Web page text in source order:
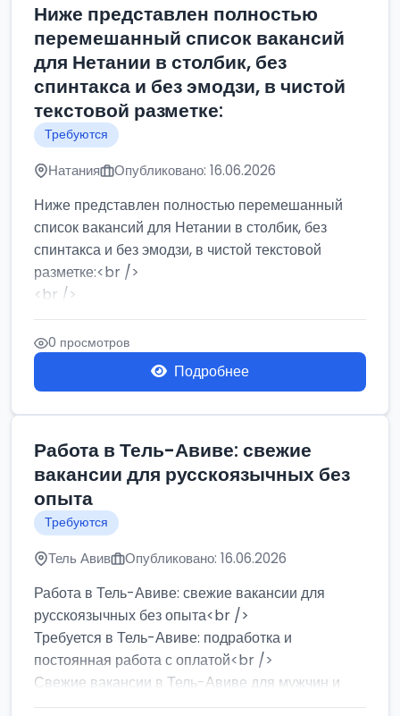
Ниже представлен полностью
перемешанный список вакансий
для Нетании в столбик, без
спинтакса и без эмодзи, в чистой
текстовой разметке:
Требуются
Натания Опубликовано: 16.06.2026
Ниже представлен полностью перемешанный
список вакансий для Нетании в столбик, без
спинтакса и без эмодзи, в чистой текстовой
разметке:<br />
<br />
Работа в Нетании на мебельном производстве:
требу...
0 просмотров
Подробнее
Работа в Тель-Авиве: свежие
вакансии для русскоязычных без
опыта
Требуются
Тель Авив Опубликовано: 16.06.2026
Работа в Тель-Авиве: свежие вакансии для
русскоязычных без опыта<br />
Требуется в Тель-Авиве: подработка и
постоянная работа с оплатой<br />
Свежие вакансии в Тель-Авиве для мужчин и
женщин от хозя...